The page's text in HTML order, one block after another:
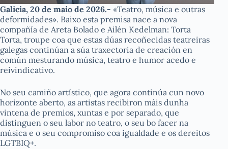
Galicia, 20 de maio de 2026.- «Teatro, música e outras
deformidades». Baixo esta premisa nace a nova
compañía de Areta Bolado e Ailén Kedelman: Torta
Torta, troupe coa que estas dúas recoñecidas teatreiras
galegas continúan a súa traxectoria de creación en
común mesturando música, teatro e humor acedo e
reivindicativo.
No seu camiño artístico, que agora continúa cun novo
horizonte aberto, as artistas recibiron máis dunha
vintena de premios, xuntas e por separado, que
distinguen o seu labor no teatro, o seu bo facer na
música e o seu compromiso coa igualdade e os dereitos
LGTBIQ+.